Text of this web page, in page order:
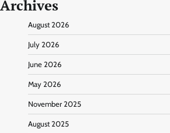
Archives
August 2026
July 2026
June 2026
May 2026
November 2025
August 2025